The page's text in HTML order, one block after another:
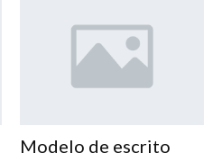
Modelo de escrito